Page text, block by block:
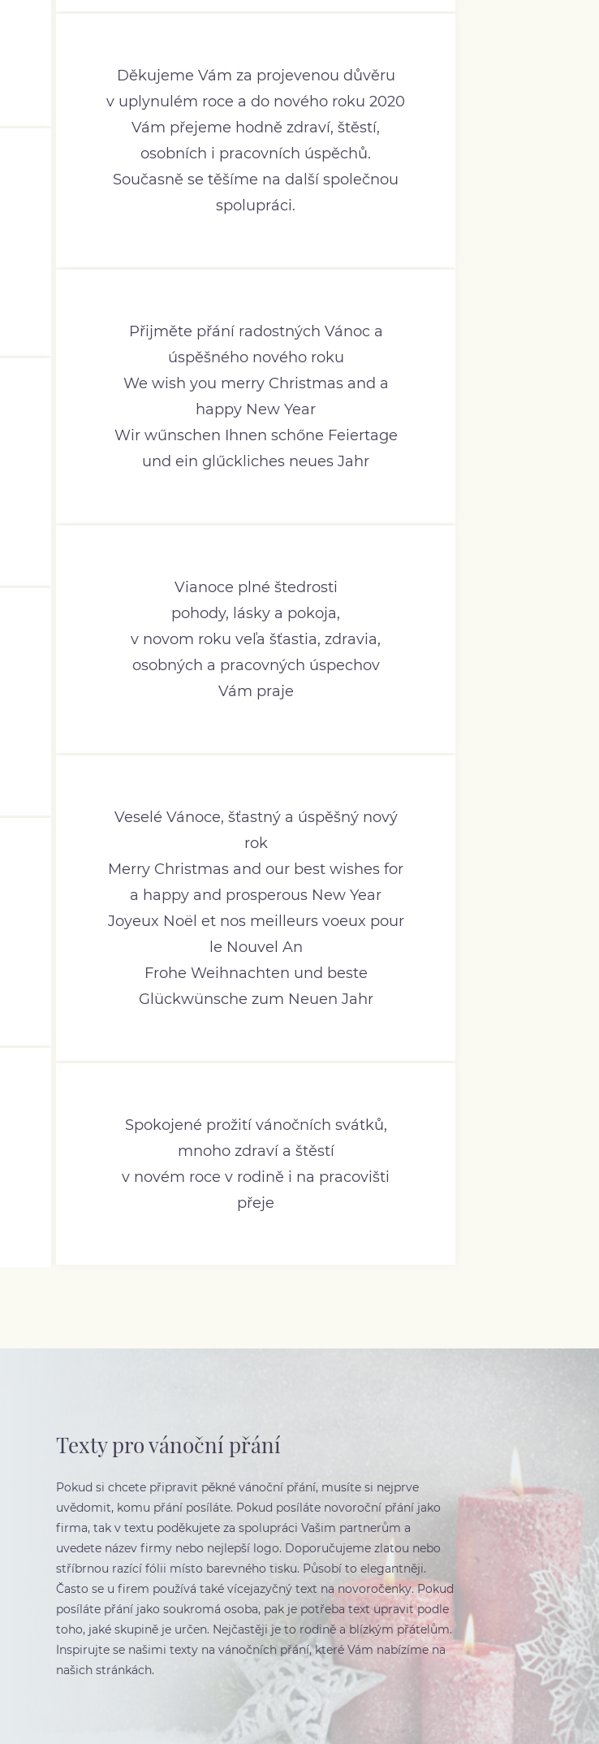
Děkujeme Vám za projevenou důvěru
v uplynulém roce a do nového roku 2020
Vám přejeme hodně zdraví, štěstí,
osobních i pracovních úspěchů.
Současně se těšíme na další společnou
spolupráci.
Přijměte přání radostných Vánoc a
úspěšného nového roku
We wish you merry Christmas and a
happy New Year
Wir wűnschen Ihnen schőne Feiertage
und ein glűckliches neues Jahr
Vianoce plné štedrosti
pohody, lásky a pokoja,
v novom roku veľa šťastia, zdravia,
osobných a pracovných úspechov
Vám praje
Veselé Vánoce, šťastný a úspěšný nový
rok
Merry Christmas and our best wishes for
a happy and prosperous New Year
Joyeux Noël et nos meilleurs voeux pour
le Nouvel An
Frohe Weihnachten und beste
Glückwünsche zum Neuen Jahr
Spokojené prožití vánočních svátků,
mnoho zdraví a štěstí
v novém roce v rodině i na pracovišti
přeje
Texty pro vánoční přání
Pokud si chcete připravit pěkné vánoční přání, musíte si nejprve
uvědomit, komu přání posíláte. Pokud posíláte novoroční přání jako
firma, tak v textu poděkujete za spolupráci Vašim partnerům a
uvedete název firmy nebo nejlepší logo. Doporučujeme zlatou nebo
stříbrnou razící fólii místo barevného tisku. Působí to elegantněji.
Často se u firem používá také vícejazyčný text na novoročenky. Pokud
posíláte přání jako soukromá osoba, pak je potřeba text upravit podle
toho, jaké skupině je určen. Nejčastěji je to rodině a blízkým přátelům.
Inspirujte se našimi texty na vánočních přání, které Vám nabízíme na
našich stránkách.